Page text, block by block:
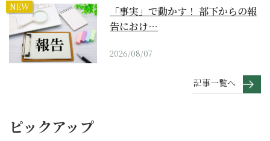
NEW
「事実」で動かす！ 部下からの報
告におけ…
2026/08/07
記事一覧へ
ピックアップ